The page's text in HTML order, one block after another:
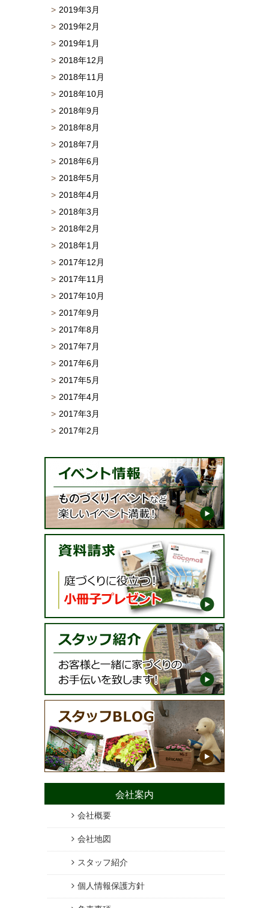
2019年3月
2019年2月
2019年1月
2018年12月
2018年11月
2018年10月
2018年9月
2018年8月
2018年7月
2018年6月
2018年5月
2018年4月
2018年3月
2018年2月
2018年1月
2017年12月
2017年11月
2017年10月
2017年9月
2017年8月
2017年7月
2017年6月
2017年5月
2017年4月
2017年3月
2017年2月
会社案内
会社概要
会社地図
スタッフ紹介
個人情報保護方針